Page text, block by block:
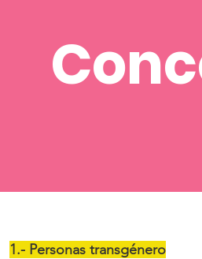
1.- Personas transgénero